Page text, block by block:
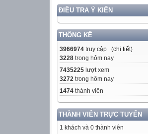
ĐIỀU TRA Ý KIẾN
THỐNG KÊ
3966974 truy cập (chi tiết)
3228 trong hôm nay
7435225 lượt xem
3272 trong hôm nay
1474 thành viên
THÀNH VIÊN TRỰC TUYẾN
1 khách và 0 thành viên